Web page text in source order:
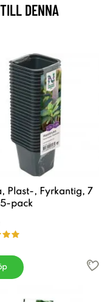
DENNA
Plast-, Fyrkantig, 7
pack